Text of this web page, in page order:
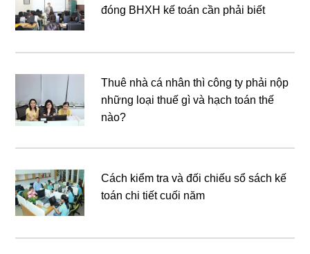
đóng BHXH kế toán cần phải biết
Thuê nhà cá nhân thì công ty phải nộp
những loại thuế gì và hạch toán thế
nào?
Cách kiểm tra và đối chiếu sổ sách kế
toán chi tiết cuối năm